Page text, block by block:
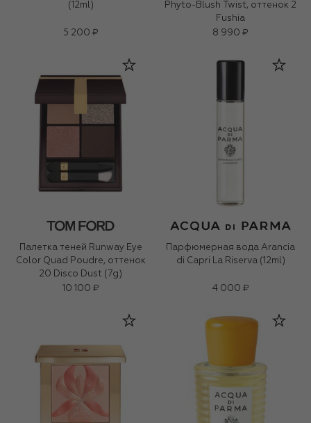
(12ml)
5 200 ₽
Phyto-Blush Twist, оттенок 2
Fushia
8 990 ₽
Палетка теней Runway Eye
Color Quad Poudre, оттенок
20 Disco Dust (7g)
10 100 ₽
Парфюмерная вода Arancia
di Capri La Riserva (12ml)
4 000 ₽